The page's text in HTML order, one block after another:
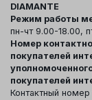
DIAMANTE
Режим работы
пн-чт 9.00-18.00,
Номер
покупателей
покупателей
Контактный